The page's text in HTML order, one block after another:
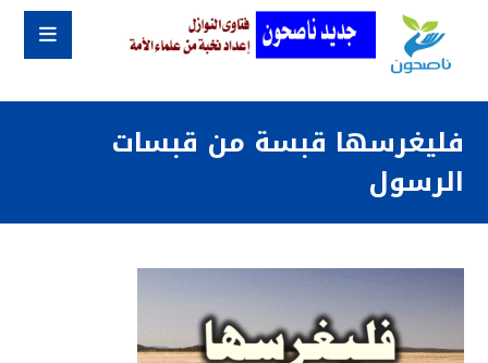
فليغرسها قبسة من قبسات
الرسول